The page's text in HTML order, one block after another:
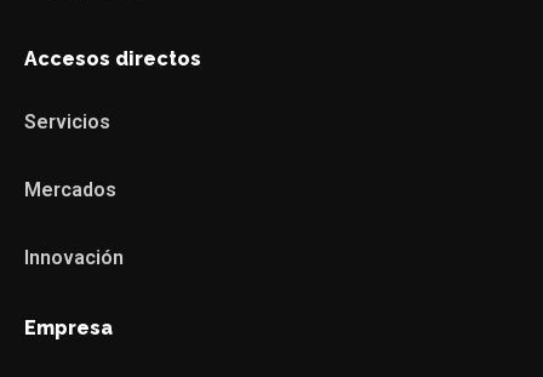
Accesos directos
Servicios
Mercados
Innovación
Empresa